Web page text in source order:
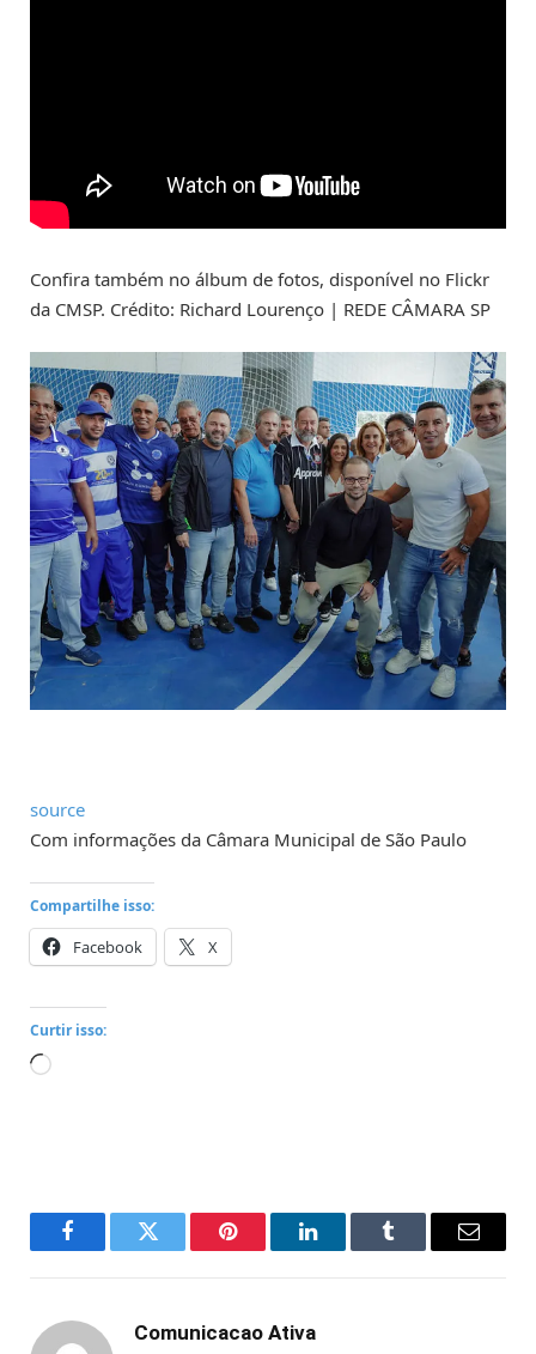
Confira também no álbum de fotos, disponível no Flickr
da CMSP. Crédito: Richard Lourenço | REDE CÂMARA SP
source
Com informações da Câmara Municipal de São Paulo
Compartilhe isso:
Facebook X
Curtir isso:
Carregando...
FacebookTwitter Pinterest LinkedInTumblr Email
Comunicacao Ativa